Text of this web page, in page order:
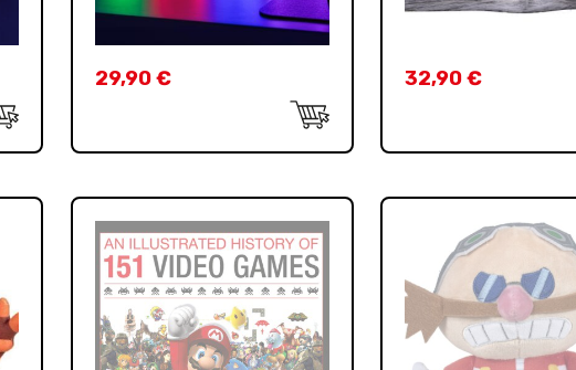
29,90€ 32,90€